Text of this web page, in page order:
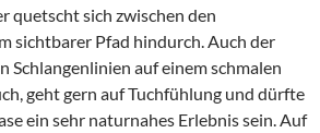
quetscht sich zwischen den
sichtbarer Pfad hindurch. Auch der
Schlangenlinien auf einem schmalen
geht gern auf Tuchfühlung und dürfte
ein sehr naturnahes Erlebnis sein. Auf